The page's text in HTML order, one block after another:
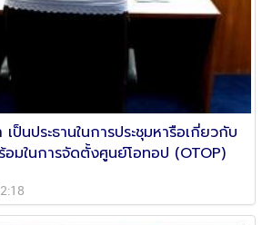
ป็นประธานในการประชุมหารือเกี่ยวกับ
อมในการจัดตั้งศูนย์โอทอป (OTOP)